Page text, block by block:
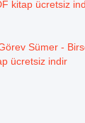
kitap ücretsiz
Sümer -
ücretsiz indir